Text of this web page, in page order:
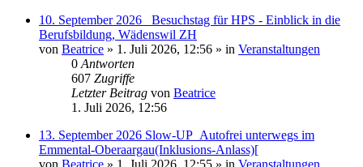
10. September 2026_ Besuchstag für HPS - Einblick in die
Berufsbildung, Wädenswil ZH
von Beatrice » 1. Juli 2026, 12:56 » in Veranstaltungen
0 Antworten
607 Zugriffe
Letzter Beitrag von Beatrice
1. Juli 2026, 12:56
13. September 2026 Slow-UP_Autofrei unterwegs im
Emmental-Oberaargau(Inklusions-Anlass)[
von Beatrice » 1. Juli 2026, 12:55 » in Veranstaltungen